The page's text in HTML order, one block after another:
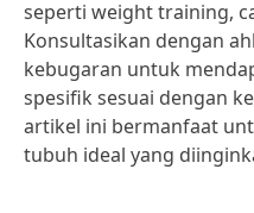
seperti weight training,
Konsultasikan dengan
kebugaran untuk
spesifik sesuai dengan
artikel ini bermanfaat
tubuh ideal yang